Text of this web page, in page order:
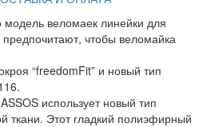
модель веломаек линейки для
чтобы веломайка
“freedomFit” и новый тип
использует новый тип
ткани. Этот гладкий полиэфирный